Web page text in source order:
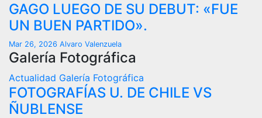
GAGO LUEGO DE SU DEBUT: «FUE
UN BUEN PARTIDO».
Mar 26, 2026 Alvaro Valenzuela
Galería Fotográfica
Actualidad Galería Fotográfica
FOTOGRAFÍAS U. DE CHILE VS
ÑUBLENSE